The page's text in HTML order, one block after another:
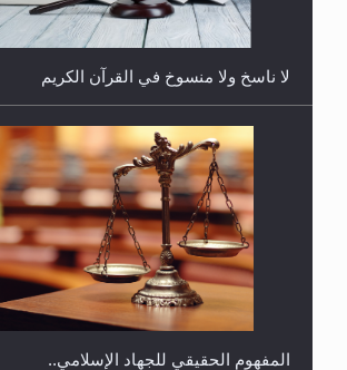
هل يجوز فتح مشروع كوافير نسائي
المحجبات؟
لا ناسخ ولا منسوخ في القرآن الكريم
المفهوم الحقيقي للجهاد الإسلامي..